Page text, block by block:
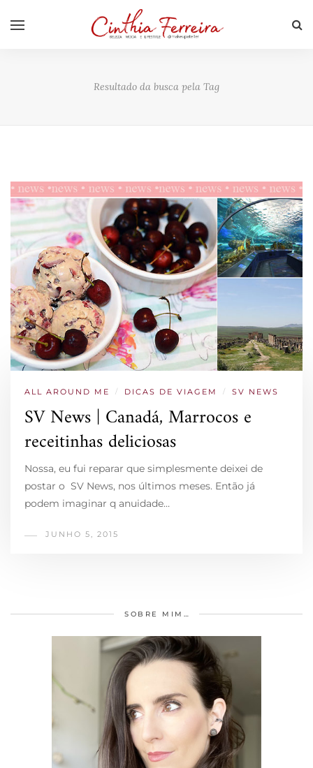
Resultado da busca pela Tag
ALL AROUND ME / DICAS DE VIAGEM / SV NEWS
SV News | Canadá, Marrocos e
receitinhas deliciosas
Nossa, eu fui reparar que simplesmente deixei de
postar o SV News, nos últimos meses. Então já
podem imaginar q anuidade…
JUNHO 5, 2015
SOBRE MIM…